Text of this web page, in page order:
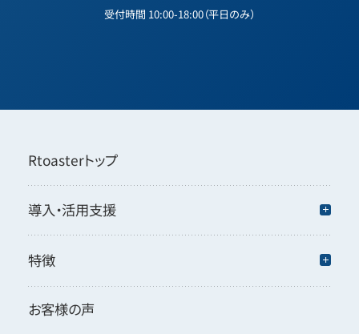
受付時間 10:00-18:00（平日のみ）
Rtoasterトップ
導入・活用支援
特徴
お客様の声